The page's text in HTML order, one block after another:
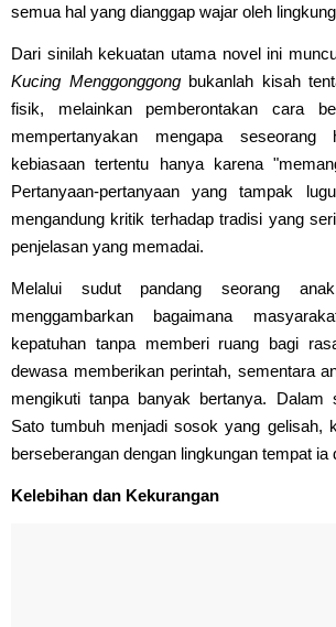
semua hal yang dianggap wajar oleh
Dari sinilah kekuatan utama novel ini
Kucing Menggonggongbukanlah kisah
fisik, melainkan pemberontakan cara
mempertanyakan mengapa seseorang
kebiasaan tertentu hanya karena
Pertanyaan-pertanyaan yang tampak
mengandung kritik terhadap tradisi yang
penjelasan yang memadai.
Melalui sudut pandang seorang
menggambarkan bagaimana
kepatuhan tanpa memberi ruang bagi
dewasa memberikan perintah, sementara
mengikuti tanpa banyak bertanya. Dalam
Sato tumbuh menjadi sosok yang gelisah,
berseberangan dengan lingkungan tempat ia
Kelebihan dan Kekurangan